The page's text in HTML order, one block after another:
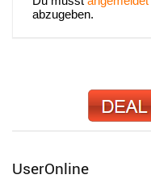
abzugeben.
UserOnline